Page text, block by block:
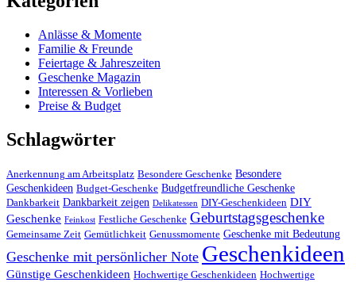
Anlässe & Momente
Familie & Freunde
Feiertage & Jahreszeiten
Geschenke Magazin
Interessen & Vorlieben
Preise & Budget
Schlagwörter
Anerkennung am Arbeitsplatz Besondere Geschenke Besondere
Geschenkideen Budget-Geschenke Budgetfreundliche Geschenke
Dankbarkeit Dankbarkeit zeigen Delikatessen DIY-Geschenkideen DIY
Geschenke Feinkost Festliche Geschenke Geburtstagsgeschenke
Gemeinsame Zeit Gemütlichkeit Genussmomente Geschenke mit Bedeutung
Geschenke mit persönlicher Note Geschenkideen
Günstige Geschenkideen Hochwertige Geschenkideen Hochwertige